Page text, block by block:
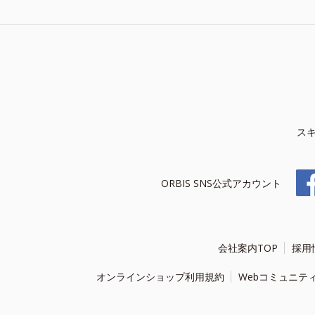
ス
ORBIS SNS公式アカウント
会社案内TOP 採用
オンラインショップ利用規約 Webコミュニテ